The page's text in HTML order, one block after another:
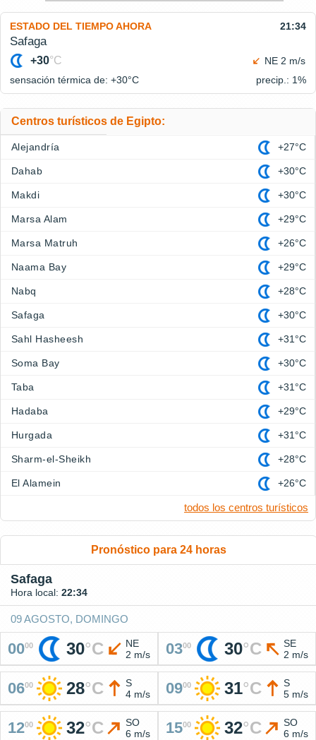
ESTADO DEL TIEMPO AHORA 21:34
Safaga
+30°C
NE 2 m/s
sensación térmica de: +30°C precip.: 1%
Centros turísticos de Egipto:
Alejandría +27°C
Dahab +30°C
Makdi +30°C
Marsa Alam +29°C
Marsa Matruh +26°C
Naama Bay +29°C
Nabq +28°C
Safaga +30°C
Sahl Hasheesh +31°C
Soma Bay +30°C
Taba +31°C
Hadaba +29°C
Hurgada +31°C
Sharm-el-Sheikh +28°C
El Alamein +26°C
todos los centros turísticos
Pronóstico para 24 horas
Safaga
Hora local: 22:34
09 AGOSTO, DOMINGO
0000 30°C
NE
2 m/s
0300 30°C
SE
2 m/s
0600 28°C
S
4 m/s
0900 31°C
S
5 m/s
1200 32°C
SO
6 m/s
1500 32°C
SO
6 m/s